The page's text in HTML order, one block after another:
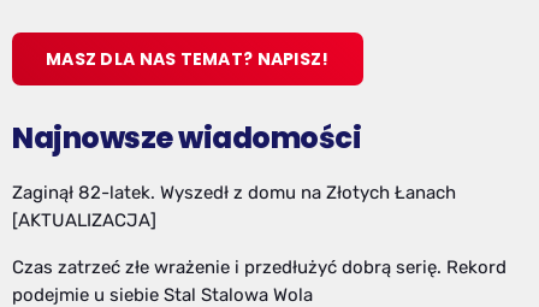
MASZ DLA NAS TEMAT? NAPISZ!
Najnowsze wiadomości
Zaginął 82-latek. Wyszedł z domu na Złotych Łanach
[AKTUALIZACJA]
Czas zatrzeć złe wrażenie i przedłużyć dobrą serię. Rekord
podejmie u siebie Stal Stalowa Wola